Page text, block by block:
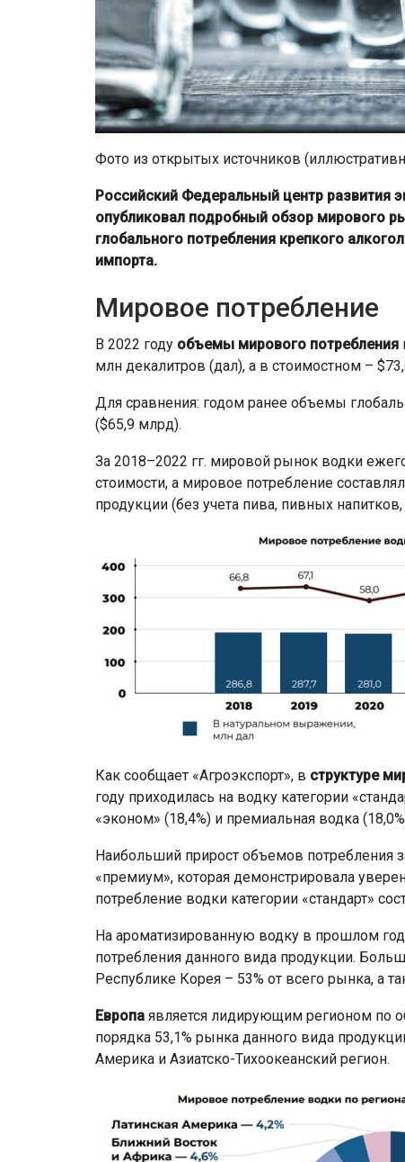
Фото из открытых источников
Российский Федеральный центр развития
опубликовал подробный обзор мирового
глобального потребления крепкого
импорта.
Мировое потребление
В 2022 году объемы мирового потребления
млн декалитров (дал), а в стоимостном –
Для сравнения: годом ранее объемы
($65,9 млрд).
За 2018–2022 гг. мировой рынок водки
стоимости, а мировое потребление
продукции (без учета пива, пивных
Как сообщает «Агроэкспорт», в структуре
году приходилась на водку категории
«эконом» (18,4%) и премиальная водка
Наибольший прирост объемов потребления
«премиум», которая демонстрировала
потребление водки категории «стандарт»
На ароматизированную водку в прошлом
потребления данного вида продукции.
Республике Корея – 53% от всего рынка, а
Европа является лидирующим регионом по
порядка 53,1% рынка данного вида
Америка и Азиатско-Тихоокеанский регион.